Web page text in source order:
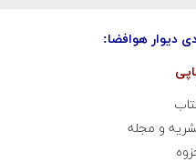
دیوار هوافضا:
و مجله